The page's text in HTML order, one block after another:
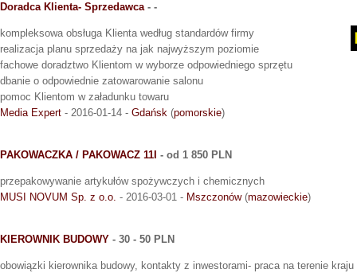
Doradca Klienta- Sprzedawca- -
kompleksowa obsługa Klienta według standardów firmy
realizacja planu sprzedaży na jak najwyższym poziomie
fachowe doradztwo Klientom w wyborze odpowiedniego sprzętu
dbanie o odpowiednie zatowarowanie salonu
pomoc Klientom w załadunku towaru
Media Expert - 2016-01-14 - Gdańsk (pomorskie)
PAKOWACZKA / PAKOWACZ 11I - od 1 850 PLN
przepakowywanie artykułów spożywczych i chemicznych
MUSI NOVUM Sp. z o.o. - 2016-03-01 - Mszczonów(mazowieckie)
KIEROWNIK BUDOWY - 30 - 50 PLN
obowiązki kierownika budowy, kontakty z inwestorami- praca na terenie kraju